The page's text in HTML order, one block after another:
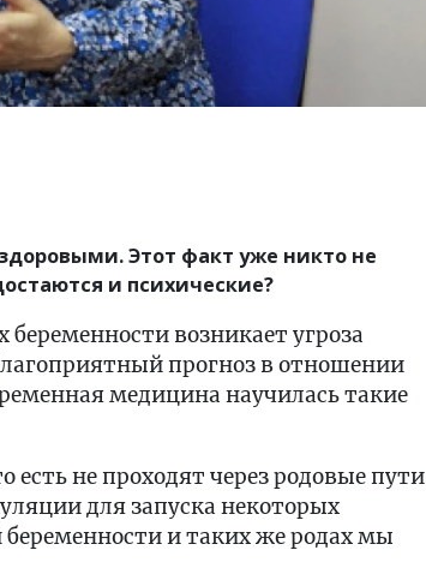
Этот факт уже никто не
и психические?
возникает угроза
прогноз в отношении
медицина научилась такие
не проходят через родовые пути
для запуска некоторых
и таких же родах мы